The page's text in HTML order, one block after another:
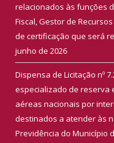
relacionados às funções
Fiscal, Gestor de
de certificação que será
junho de 2026
Dispensa de Licitação nº
especializado de reserva
aéreas nacionais por
destinados a atender às
Previdência do Município